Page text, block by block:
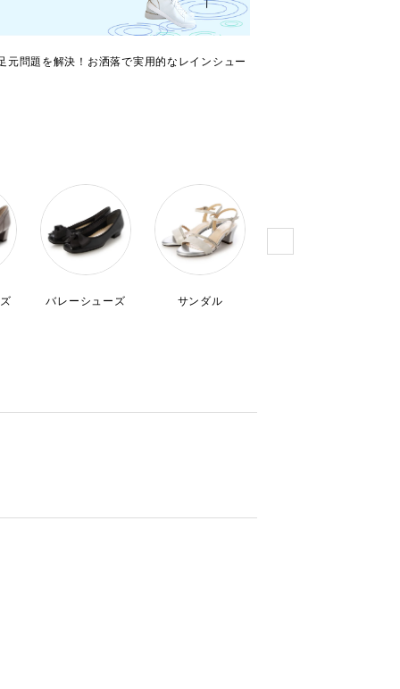
元問題を解決！お洒落で実用的なレインシュー
バレーシューズ サンダル